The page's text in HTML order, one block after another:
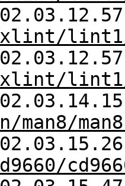
lint1/
man8/